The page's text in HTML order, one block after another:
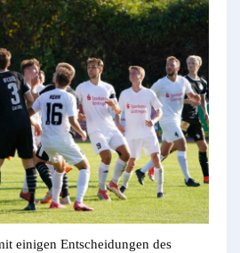
einigen Entscheidungen des